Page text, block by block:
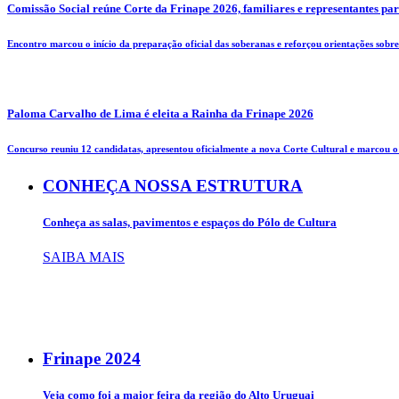
Comissão Social reúne Corte da Frinape 2026, familiares e representantes
Encontro marcou o início da preparação oficial das soberanas e reforçou orientações
Paloma Carvalho de Lima é eleita a Rainha da Frinape 2026
Concurso reuniu 12 candidatas, apresentou oficialmente a nova Corte Cultural e marcou
CONHEÇA NOSSA ESTRUTURA
Conheça as salas, pavimentos e espaços do Pólo de Cultura
SAIBA MAIS
Frinape 2024
Veja como foi a maior feira da região do Alto Uruguai